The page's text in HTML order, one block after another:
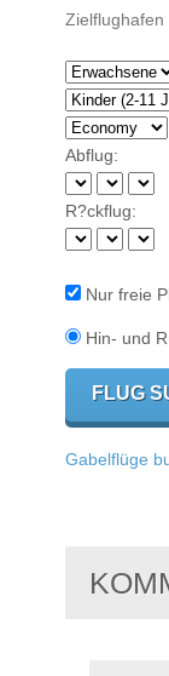
Abflug:
R?ckflug:
Nur freie
Hin- und
Gabelflüge